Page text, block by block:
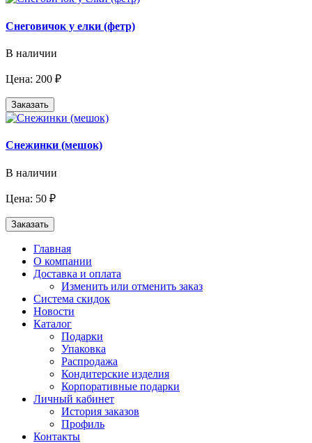
Снеговичок у елки (фетр)
В наличии
Цена: 200 ₽
Заказать
Снежинки (мешок)
В наличии
Цена: 50 ₽
Заказать
Главная
О компании
Доставка и оплата
Изменить или отменить заказ
Система скидок
Новости
Каталог
Подарки
Упаковка
Распродажа
Кондитерские изделия
Корпоративные подарки
Личный кабинет
История заказов
Профиль
Контакты